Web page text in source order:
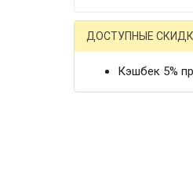
ДОСТУПНЫЕ
Кэшбек 5%